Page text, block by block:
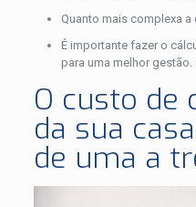
Quanto mais complexa
É importante fazer o
para uma melhor gestão.
O custo de
da sua
de uma a